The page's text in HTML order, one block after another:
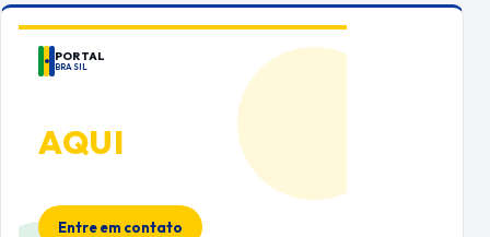
PORTAL
BRASIL
AQUI
Entre em contato